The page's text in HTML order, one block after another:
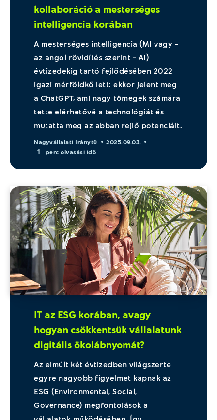
kollaboráció a mesterséges
intelligencia korában
A mesterséges intelligencia (MI vagy –
az angol rövidítés szerint – AI)
évtizedekig tartó fejlődésében 2022
igazi mérföldkő lett: ekkor jelent meg
a ChatGPT, ami nagy tömegek számára
tette elérhetővé a technológiát és
mutatta meg az abban rejlő potenciált.
Nagyvállalati Iránytű 2025.09.03.
1 perc olvasási idő
IT az ESG korában, avagy
hogyan csökkentsük vállalatunk
digitális ökolábnyomát?
Az elmúlt két évtizedben világszerte
egyre nagyobb figyelmet kapnak az
ESG (Environmental, Social,
Governance) megfontolások a